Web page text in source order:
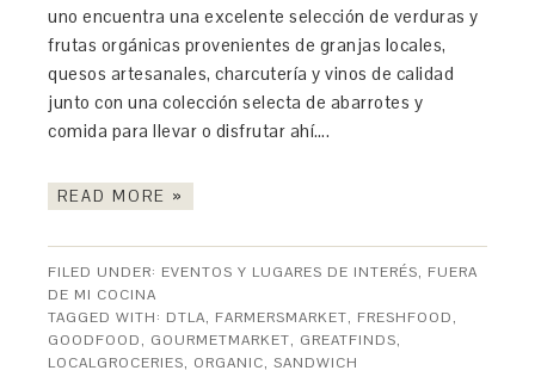
uno encuentra una excelente selección de verduras y
frutas orgánicas provenientes de granjas locales,
quesos artesanales, charcutería y vinos de calidad
junto con una colección selecta de abarrotes y
comida para llevar o disfrutar ahí….
READ MORE »
FILED UNDER: EVENTOS Y LUGARES DE INTERÉS, FUERA
DE MI COCINA
TAGGED WITH: DTLA, FARMERSMARKET, FRESHFOOD,
GOODFOOD, GOURMETMARKET, GREATFINDS,
LOCALGROCERIES, ORGANIC,SANDWICH